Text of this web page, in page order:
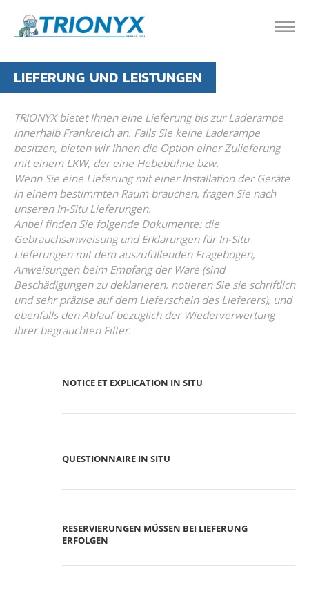
LIEFERUNG UND LEISTUNGEN
TRIONYX bietet Ihnen eine Lieferung bis zur Laderampe
innerhalb Frankreich an. Falls Sie keine Laderampe
besitzen, bieten wir Ihnen die Option einer Zulieferung
mit einem LKW, der eine Hebebühne bzw.
Wenn Sie eine Lieferung mit einer Installation der Geräte
in einem bestimmten Raum brauchen, fragen Sie nach
unseren In-Situ Lieferungen.
Anbei finden Sie folgende Dokumente: die
Gebrauchsanweisung und Erklärungen für In-Situ
Lieferungen mit dem auszufüllenden Fragebogen,
Anweisungen beim Empfang der Ware (sind
Beschädigungen zu deklarieren, notieren Sie sie schriftlich
und sehr präzise auf dem Lieferschein des Lieferers), und
ebenfalls den Ablauf bezüglich der Wiederverwertung
Ihrer begrauchten Filter.
NOTICE ET EXPLICATION IN SITU
QUESTIONNAIRE IN SITU
RESERVIERUNGEN MÜSSEN BEI LIEFERUNG
ERFOLGEN